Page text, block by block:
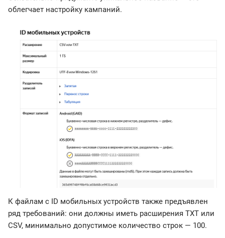
облегчает настройку кампаний.
К файлам с ID мобильных устройств также предъявлен
ряд требований: они должны иметь расширения TXT или
CSV, минимально допустимое количество строк — 100.